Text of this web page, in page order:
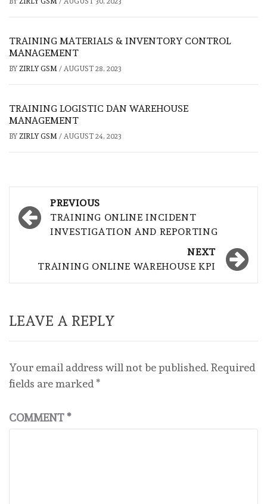
TRAINING MATERIALS & INVENTORY CONTROL
MANAGEMENT
BY ZIRLY GSM / AUGUST 28, 2023
TRAINING LOGISTIC DAN WAREHOUSE
MANAGEMENT
BY ZIRLY GSM / AUGUST 24, 2023
Post
navigation
PREVIOUS
TRAINING ONLINE INCIDENT
INVESTIGATION AND REPORTING
NEXT
TRAINING ONLINE WAREHOUSE KPI
LEAVE A REPLY
Your email address will not be published. Required
fields are marked *
COMMENT*